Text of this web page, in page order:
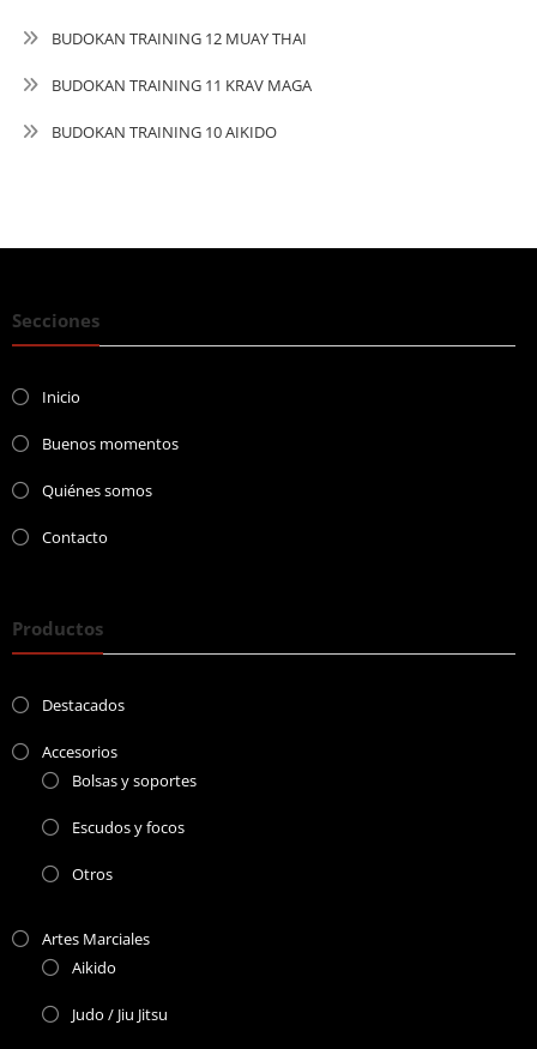
BUDOKAN TRAINING 12 MUAY THAI
BUDOKAN TRAINING 11 KRAV MAGA
BUDOKAN TRAINING 10 AIKIDO
Secciones
Inicio
Buenos momentos
Quiénes somos
Contacto
Productos
Destacados
Accesorios
Bolsas y soportes
Escudos y focos
Otros
Artes Marciales
Aikido
Judo / Jiu Jitsu